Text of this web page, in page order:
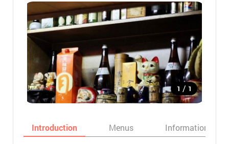
1 / 1
Introduction Menus Informations